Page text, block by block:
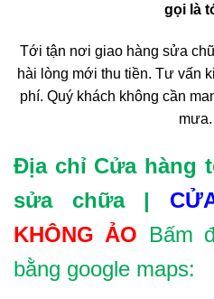
gọi là
Tới tận nơi giao hàng sửa
hài lòng mới thu tiền. Tư vấn
phí. Quý khách không cần
mưa.
Địa chỉ Cửa hàng
sửa chữa |
KHÔNG ẢO Bấm
bằng google maps: